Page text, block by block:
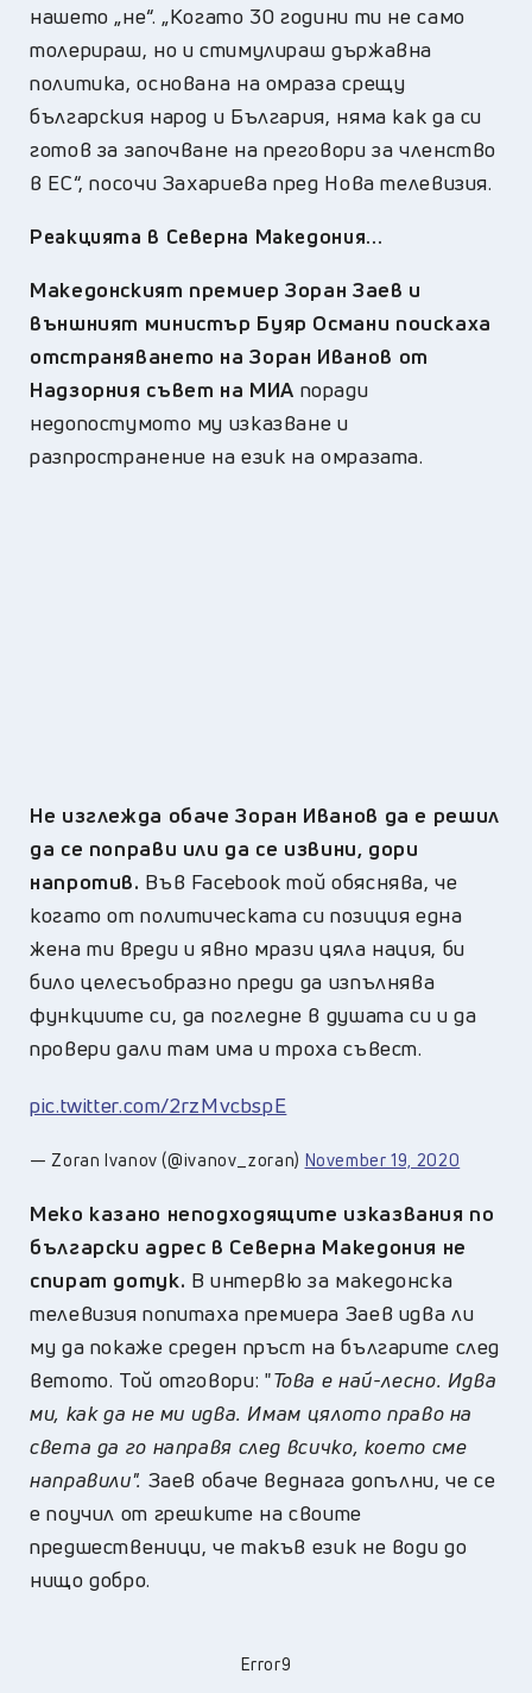
нашето „не“. „Когато 30 години ти не само
толерираш, но и стимулираш държавна
политика, основана на омраза срещу
българския народ и България, няма как да си
готов за започване на преговори за членство
в ЕС“, посочи Захариева пред Нова телевизия.
Реакцията в Северна Македония...
Македонският премиер Зоран Заев и
външният министър Буяр Османи поискаха
отстраняването на Зоран Иванов от
Надзорния съвет на МИА поради
недопостумото му изказване и
разпространение на език на омразата.
Не изглежда обаче Зоран Иванов да е решил
да се поправи или да се извини, дори
напротив. Във Facebook той обяснява, че
когато от политическата си позиция една
жена ти вреди и явно мрази цяла нация, би
било целесъобразно преди да изпълнява
функциите си, да погледне в душата си и да
провери дали там има и троха съвест.
pic.twitter.com/2rzMvcbspE
— Zoran Ivanov (@ivanov_zoran) November 19, 2020
Меко казано неподходящите изказвания по
български адрес в Северна Македония не
спират дотук. В интервю за македонска
телевизия попитаха премиера Заев идва ли
му да покаже среден пръст на българите след
ветото. Той отговори: "Това е най-лесно. Идва
ми, как да не ми идва. Имам цялото право на
света да го направя след всичко, което сме
направили". Заев обаче веднага допълни, че се
е поучил от грешките на своите
предшественици, че такъв език не води до
нищо добро.
Error9